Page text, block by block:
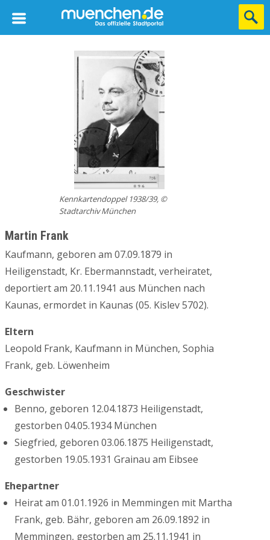
Kennkartendoppel 1938/39, ©
Stadtarchiv München
Martin Frank
Kaufmann, geboren am 07.09.1879 in
Heiligenstadt, Kr. Ebermannstadt, verheiratet,
deportiert am 20.11.1941 aus München nach
Kaunas, ermordet in Kaunas (05. Kislev 5702).
Eltern
Leopold Frank, Kaufmann in München, Sophia
Frank, geb. Löwenheim
Geschwister
Benno, geboren 12.04.1873 Heiligenstadt,
gestorben 04.05.1934 München
Siegfried, geboren 03.06.1875 Heiligenstadt,
gestorben 19.05.1931 Grainau am Eibsee
Ehepartner
Heirat am 01.01.1926 in Memmingen mit Martha
Frank, geb. Bähr, geboren am 26.09.1892 in
Memmingen, gestorben am 25.11.1941 in